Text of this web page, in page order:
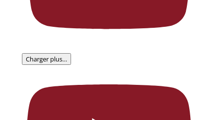
Charger plus…